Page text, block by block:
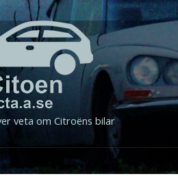
veta om Citroëns bilar